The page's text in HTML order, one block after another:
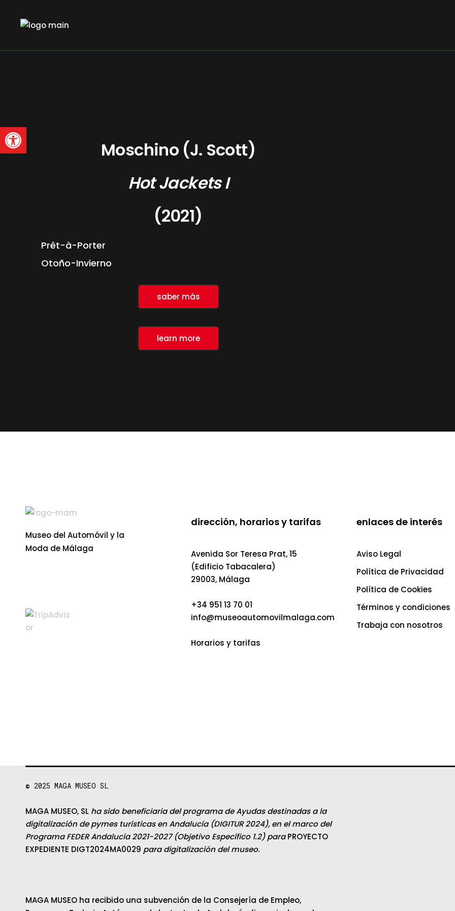
content
Moschino (J. Scott)
Hot Jackets I
(2021)
Prêt-à-Porter
Otoño-Invierno
saber más
learn more
Museo del Automóvil y la
Moda de Málaga
dirección, horarios y tarifas
Avenida Sor Teresa Prat, 15
(Edificio Tabacalera)
29003, Málaga
+34 951 13 70 01
info@museoautomovilmalaga.com
Horarios y tarifas
enlaces de interés
Aviso Legal
Política de Privacidad
Política de Cookies
Términos y condiciones
Trabaja con nosotros
© 2025 MAGA MUSEO SL
MAGA MUSEO, SL ha sido beneficiaria del programa de Ayudas destinadas a la
digitalización de pymes turísticas en Andalucía (DIGITUR 2024), en el marco del
Programa FEDER Andalucía 2021-2027 (Objetivo Específico 1.2) paraPROYECTO
EXPEDIENTE DIGT2024MA0029 para digitalización del museo.
MAGA MUSEO ha recibido una subvención de la Consejería de Empleo,
Abrir barra de herramientas